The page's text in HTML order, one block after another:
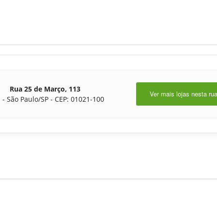
Rua 25 de Março, 113
- São Paulo/SP - CEP: 01021-100
Ver mais lojas nesta rua